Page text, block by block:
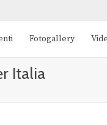
Fotogallery
Italia